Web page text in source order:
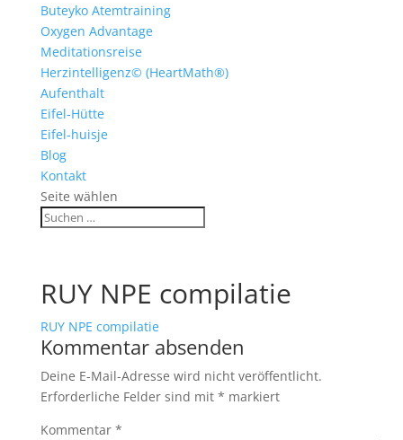
Buteyko Atemtraining
Oxygen Advantage
Meditationsreise
Herzintelligenz© (HeartMath®)
Aufenthalt
Eifel-Hütte
Eifel-huisje
Blog
Kontakt
Seite wählen
RUY NPE compilatie
RUY NPE compilatie
Kommentar absenden
Deine E-Mail-Adresse wird nicht veröffentlicht.
Erforderliche Felder sind mit * markiert
Kommentar *